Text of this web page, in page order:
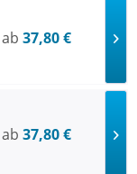
ab 37,80 €
ab 37,80 €